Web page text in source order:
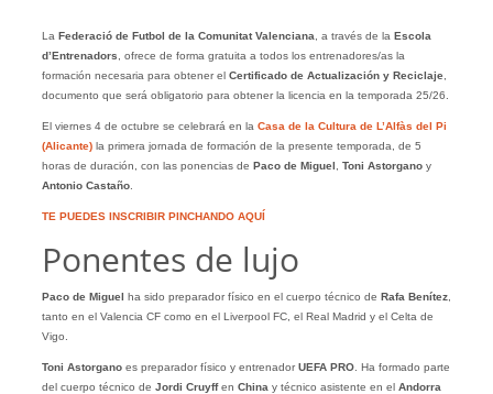
La Federació de Futbol de la Comunitat Valenciana , a través de la Escola
d’Entrenadors , ofrece de forma gratuita a todos los entrenadores/as la
formación necesaria para obtener el Certificado de Actualización y Reciclaje,
documento que será obligatorio para obtener la licencia en la temporada 25/26.
El viernes 4 de octubre se celebrará en la Casa de la Cultura de L’Alfàs del Pi
(Alicante)la primera jornada de formación de la presente temporada, de 5
horas de duración, con las ponencias de Paco de Miguel Toni Astorganoy
Antonio Castaño.
TE PUEDES INSCRIBIR PINCHANDO AQUÍ
Ponentes de lujo
Paco de Miguel ha sido preparador físico en el cuerpo técnico de Rafa Benítez,
tanto en el Valencia CF como en el Liverpool FC, el Real Madrid y el Celta de
Vigo.
Toni Astorganoes preparador físico y entrenadorUEFA PRO. Ha formado parte
del cuerpo técnico de Jordi Cruyffen China y técnico asistente en el Andorra